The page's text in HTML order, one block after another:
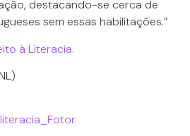
destacando-se cerca de
sem essas habilitações.”
à Literacia.